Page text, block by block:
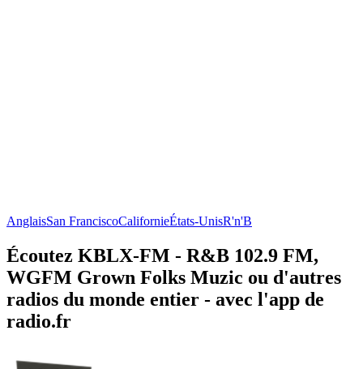
AnglaisSan FranciscoCalifornieÉtats-UnisR'n'B
Écoutez KBLX-FM - R&B 102.9 FM,
WGFM Grown Folks Muzic ou d'autres
radios du monde entier - avec l'app de
radio.fr